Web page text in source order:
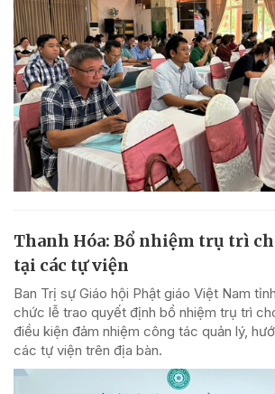
Thanh Hóa: Bổ nhiệm trụ trì
tại các tự viện
Ban Trị sự Giáo hội Phật giáo Việt Nam
chức lễ trao quyết định bổ nhiệm trụ trì
điều kiện đảm nhiệm công tác quản lý,
các tự viện trên địa bàn.